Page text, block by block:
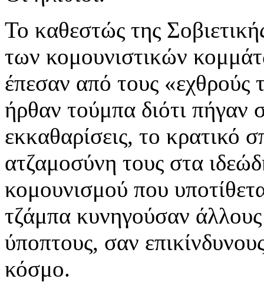
Το καθεστώς της
των κομουνιστικών
έπεσαν από τους
ήρθαν τούμπα διότι πήγαν
εκκαθαρίσεις, το κρατικό
ατζαμοσύνη τους στα
κομουνισμού που
τζάμπα κυνηγούσαν
ύποπτους, σαν
κόσμο.